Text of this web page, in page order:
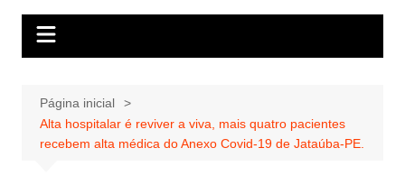
Página inicial
Alta hospitalar é reviver a viva, mais quatro pacientes
recebem alta médica do Anexo Covid-19 de Jataúba-PE.